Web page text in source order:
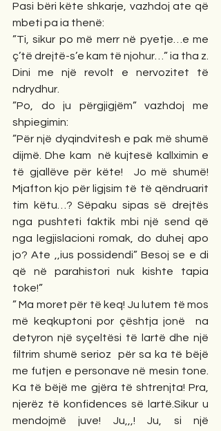
Pasi bëri këte shkarje, vazhdoj ate që
mbeti pa ia thenë:
”Ti, sikur po më merr në pyetje…e me
ç’të drejtë-s’e kam të njohur…” ia tha z.
Dini me një revolt e nervozitet të
ndrydhur.
”Po, do ju përgjigjëm” vazhdoj me
shpiegimin:
”Për një dyqindvitesh e pak më shumë
dijmë. Dhe kam  në kujtesë kallximin e
të gjallëve për këte!  Jo më shumë!
Mjafton kjo për ligjsim të të qëndruarit
tim këtu…? Sëpaku sipas së drejtës
nga pushteti faktik mbi një send që
nga legjislacioni romak, do duhej apo
jo? Ate ,,ius possidendi” Besoj se e di
që në parahistori nuk kishte tapia
toke!”
” Ma moret për të keq! Ju lutem të mos
më keqkuptoni por çështja jonë  na
detyron një syçeltësi të lartë dhe një
filtrim shumë serioz  për sa ka të bëjë
me futjen e personave në mesin tone.
Ka të bëjë me gjëra të shtrenjta! Pra,
njerëz të konfidences së lartë.Sikur u
mendojmë juve! Ju,,,! Ju, si një